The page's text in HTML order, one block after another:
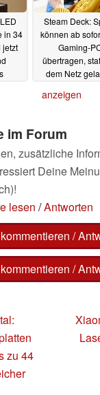
in 34
jetzt
Steam Deck:
können ab
Gaming-
übertragen,
dem Netz
anzeigen
im Forum
zusätzliche
Deine
lesen /Antworten
/
/
zu 44